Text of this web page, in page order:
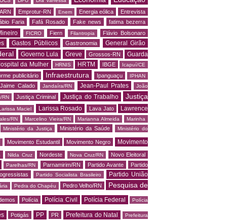
Emprotur-RN Enem Energia eólica Entrevista
Faria Fafá Rosado Fake news fatima bezerra
FICRO Fiern Filantropia Flávio Bolsonaro
Gastos Públicos Gastronomia General Girão
Governo Lula Greve Grossos-RN
Guarda
da Mulher HRNIS HRTM IBGE Icapuí/CE
publicitário Infraestrutura Ipanguaçu IPHAN
Jaime Calado Jandaíra/RN Jean-Paul Prates
João
RN Justiça Criminal Justiça do Trabalho
Justiça
Maciel Larissa Rosado Lava Jato
Lawrence
RN Marcelino Vieira/RN Marianna Almeida Marinha
Ministério da Justiça Ministério da Saúde Ministério do
Movimento Estudantil Movimento Negro
Movimento
Nilda Cruz Nordeste Nova Cruz/RN Novo Eleitoral
Parelhas/RN Parnamirim/RN Partido Avante
Partido
Partido Socialista Brasileiro
Partido União
Pedra do Chapéu Pedro Velho/RN
Pesquisa de
Polícia Polícia Civil Polícia Federal Polícia
Potigás PP PR Prefeitura do Natal Prefeitura